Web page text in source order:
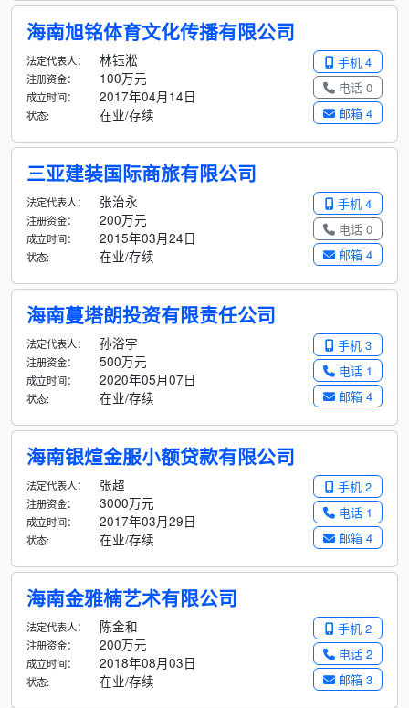
海南旭铭体育文化传播有限公司
手机 4
电话 0
邮箱 4
法定代表人： 林钰淞
注册资金： 100万元
成立时间： 2017年04月14日
状态: 在业/存续
三亚建装国际商旅有限公司
手机 4
电话 0
邮箱 4
法定代表人： 张治永
注册资金： 200万元
成立时间： 2015年03月24日
状态: 在业/存续
海南蔓塔朗投资有限责任公司
手机 3
电话 1
邮箱 4
法定代表人： 孙浴宇
注册资金： 500万元
成立时间： 2020年05月07日
状态: 在业/存续
海南银煊金服小额贷款有限公司
手机 2
电话 1
邮箱 4
法定代表人： 张超
注册资金： 3000万元
成立时间： 2017年03月29日
状态: 在业/存续
海南金雅楠艺术有限公司
手机 2
电话 2
邮箱 3
法定代表人： 陈金和
注册资金： 200万元
成立时间： 2018年08月03日
状态: 在业/存续